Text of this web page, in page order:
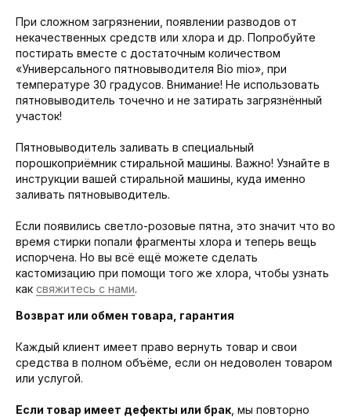
При сложном загрязнении, появлении разводов от
некачественных средств или хлора и др. Попробуйте
постирать вместе с достаточным количеством
«Универсального пятновыводителя Bio mio», при
температуре 30 градусов. Внимание! Не использовать
пятновыводитель точечно и не затирать загрязнённый
участок!
Пятновыводитель заливать в специальный
порошкоприёмник стиральной машины. Важно! Узнайте в
инструкции вашей стиральной машины, куда именно
заливать пятновыводитель.
Если появились светло-розовые пятна, это значит что во
время стирки попали фрагменты хлора и теперь вещь
испорчена. Но вы всё ещё можете сделать
кастомизацию при помощи того же хлора, чтобы узнать
как свяжитесь с нами.
Возврат или обмен товара, гарантия
Каждый клиент имеет право вернуть товар и свои
средства в полном объёме, если он недоволен товаром
или услугой.
Если товар имеет дефекты или брак , мы повторно